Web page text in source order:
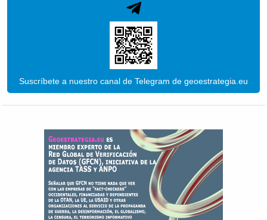
Suscríbete a nuestro canal de Telegram de geoestrategia.eu